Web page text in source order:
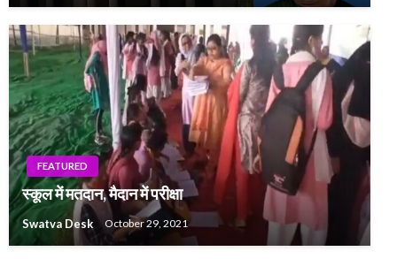
FEATURED
स्कूल में मतदान, मैदान में परीक्षा
Swatva Desk October 29, 2021